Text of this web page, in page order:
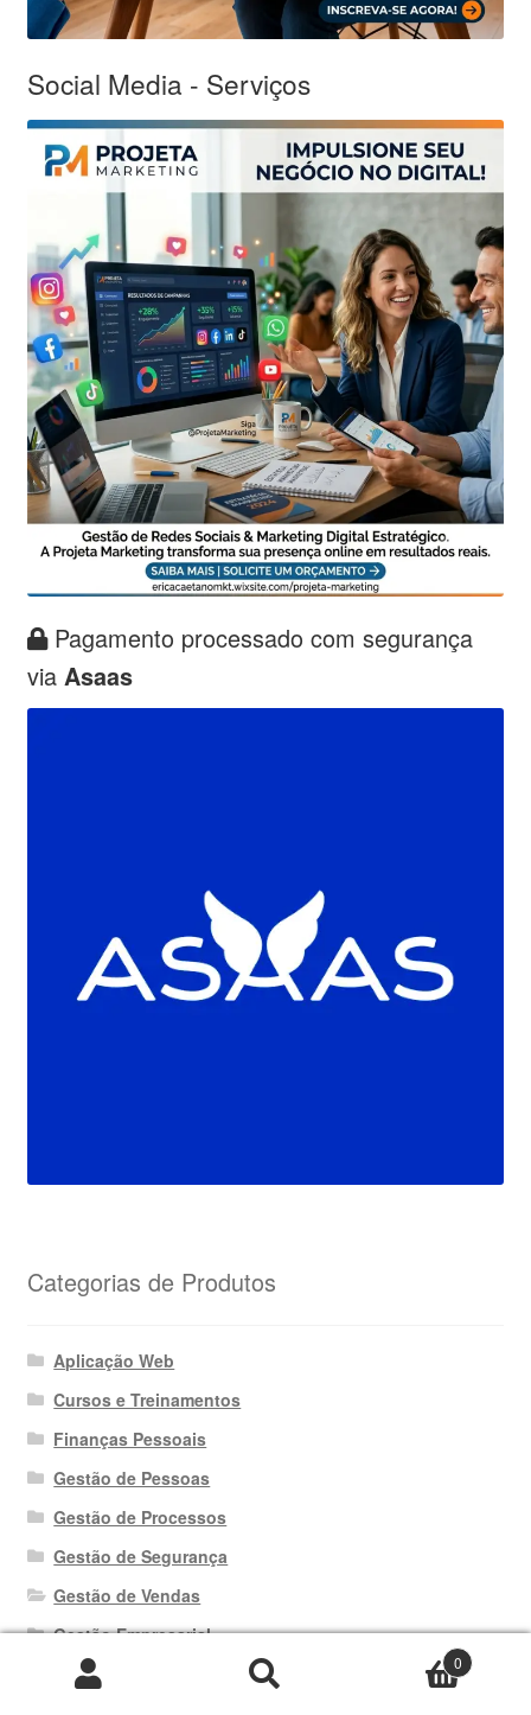
Social Media - Serviços
Pagamento processado com segurança
via Asaas
Categorias de Produtos
Aplicação Web
Cursos e Treinamentos
Finanças Pessoais
Gestão de Pessoas
Gestão de Processos
Gestão de Segurança
Gestão de Vendas
Gestão Empresarial
Gestão Operacional
Pesquisar
Pesquisar
0